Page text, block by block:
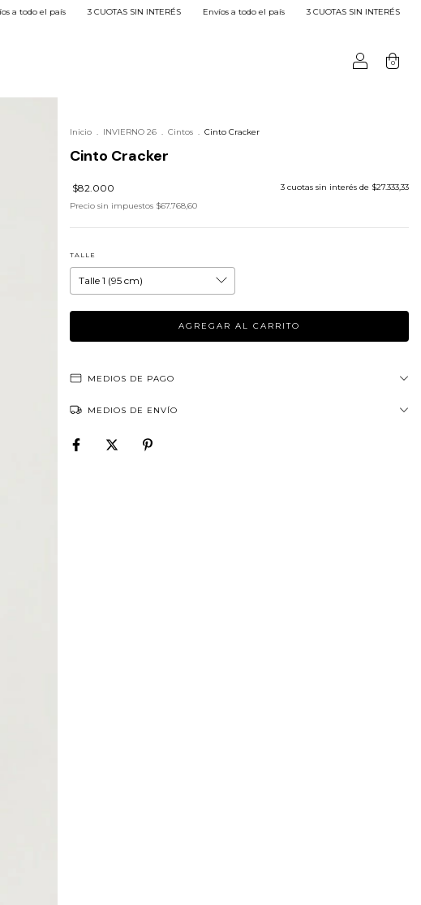
3 CUOTAS SIN INTERÉS Envíos a todo el país 3 CUOTAS SIN INTERÉS Envíos a todo el país
0
Inicio . INVIERNO 26 . Cintos . Cinto Cracker
Cinto Cracker
$82.000 3 cuotas sin interés de $27.333,33
Precio sin impuestos $67.768,60
TALLE
MEDIOS DE PAGO
MEDIOS DE ENVÍO